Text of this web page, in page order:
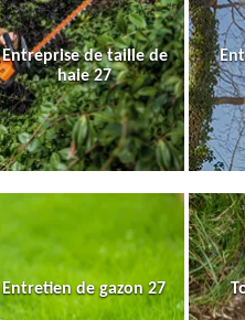
Entreprise de taille de
haie 27
Entretien de gazon 27